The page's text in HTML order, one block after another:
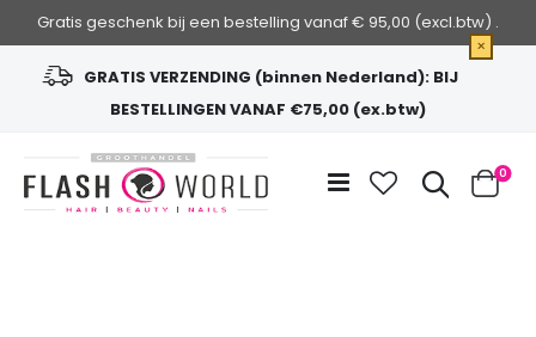
Gratis geschenk bij een bestelling vanaf € 95,00 (excl.btw) .
×
GRATIS VERZENDING (binnen Nederland): BIJ
BESTELLINGEN VANAF €75,00 (ex.btw)
de
inhoud
Zoek
Cart
0